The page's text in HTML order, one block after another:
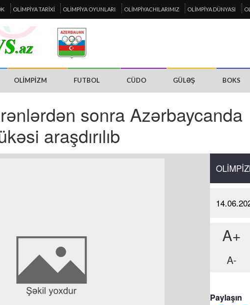
OLIMPIYA TARIXI OLIMPIYA OYUNLARI OLIMPIYACHILARIMIZ OLIMPIYA DÜNYASI
OLIMPIZM FUTBOL CÜDO GÜLƏŞ BOKS
sonra Azərbaycanda
araşdırılıb
A+
A-
Paylaşın